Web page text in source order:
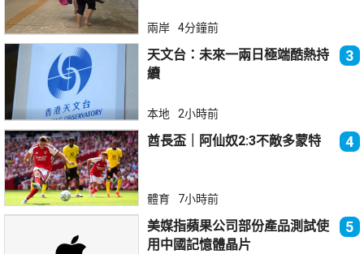
兩岸 4分鐘前
天文台：未來一兩日極端酷熱持
續
3
本地 2小時前
酋長盃｜阿仙奴2:3不敵多蒙特 4
體育 7小時前
美媒指蘋果公司部份產品測試使
用中國記憶體晶片
5